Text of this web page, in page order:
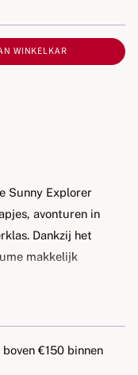
WINKELKAR
Sunny Explorer
avonturen in
Dankzij het
makkelijk
€150 binnen